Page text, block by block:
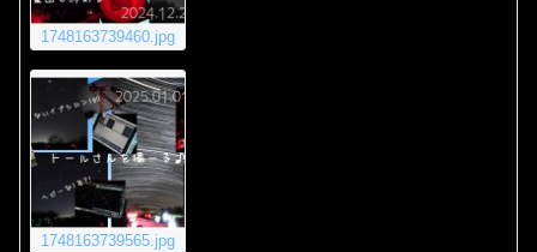
1748163739460.jpg
1748163739565.jpg